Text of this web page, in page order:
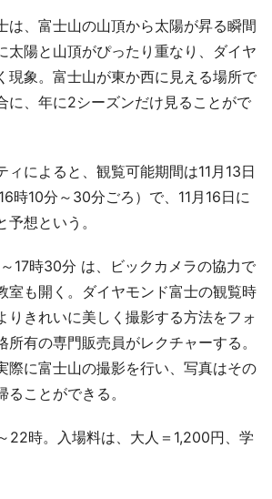
、富士山の山頂から太陽が昇る瞬間
太陽と山頂がぴったり重なり、ダイヤ
現象。富士山が東か西に見える場所で
に、年に2シーズンだけ見ることがで
によると、観覧可能期間は11月13日
時10分～30分ごろ）で、11月16日に
想という。
17時30分 は、ビックカメラの協力で
室も開く。ダイヤモンド富士の観覧時
りきれいに美しく撮影する方法をフォ
所有の専門販売員がレクチャーする。
際に富士山の撮影を行い、写真はその
ことができる。
22時。入場料は、大人＝1,200円、学